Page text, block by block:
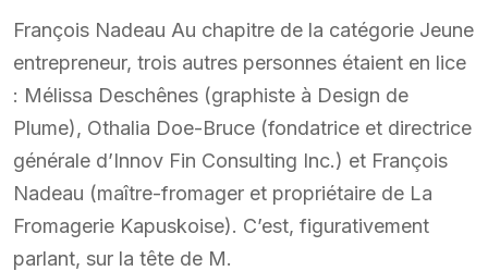
François Nadeau Au chapitre de la catégorie Jeune
entrepreneur, trois autres personnes étaient en lice
: Mélissa Deschênes (graphiste à Design de
Plume), Othalia Doe-Bruce (fondatrice et directrice
générale d’Innov Fin Consulting Inc.) et François
Nadeau (maître-fromager et propriétaire de La
Fromagerie Kapuskoise). C’est, figurativement
parlant, sur la tête de M.